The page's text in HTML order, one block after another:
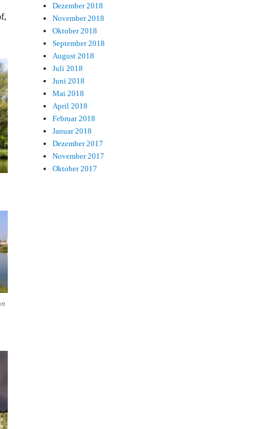
Dezember 2018
November 2018
Oktober 2018
September 2018
August 2018
Juli 2018
Juni 2018
Mai 2018
April 2018
Februar 2018
Januar 2018
Dezember 2017
November 2017
Oktober 2017